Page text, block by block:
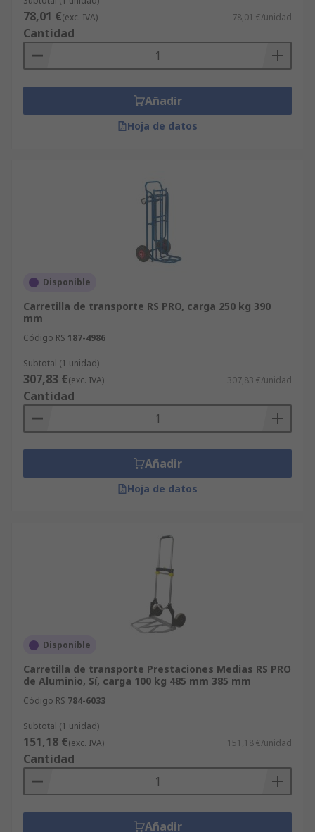
antes de subirla a la posición vertical o
inclinada.• ¿Desea dos asas? Hay una
combinación de asa de lazo y 2 mangos
independientes. Materiales Puede elegir entre
carretillas de peso ligero de acero son las
mejores para altas capacidades de carga. Son de
excelente duración, lo que las convierte en
78,01 €(exc. IVA) 78,01 €/unidad
Cantidad
Añadir
Hoja de datos
Disponible
Carretilla de transporte RS PRO, carga 250 kg 390
mm
Código RS 187-4986
Subtotal (1 unidad)
307,83 €(exc. IVA) 307,83 €/unidad
Cantidad
Añadir
Hoja de datos
Disponible
Carretilla de transporte Prestaciones Medias RS PRO
de Aluminio, Sí, carga 100 kg 485 mm 385 mm
Código RS 784-6033
Subtotal (1 unidad)
151,18 €(exc. IVA) 151,18 €/unidad
Cantidad
Añadir